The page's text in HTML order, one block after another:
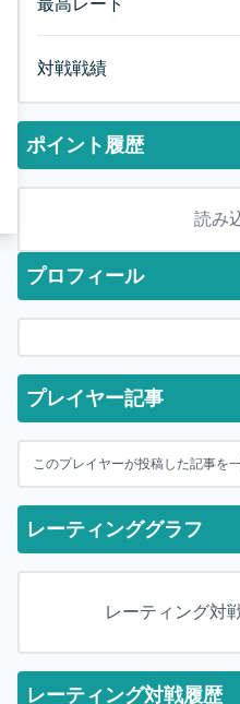
最高レート
対戦戦績
ポイント履歴
読み
プロフィール
プレイヤー記事
このプレイヤーが投稿した記事を
レーティンググラフ
レーティング対
レーティング対戦履歴